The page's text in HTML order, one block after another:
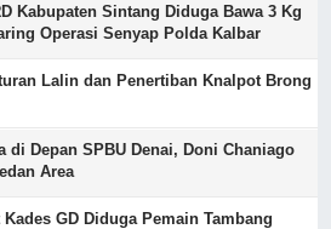
Kabupaten Sintang Diduga Bawa 3 Kg
Operasi Senyap Polda Kalbar
Lalin dan Penertiban Knalpot Brong
di Depan SPBU Denai, Doni Chaniago
Area
GD Diduga Pemain Tambang